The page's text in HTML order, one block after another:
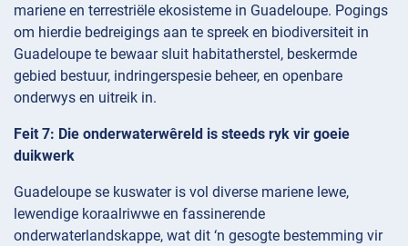
mariene en terrestriële ekosisteme in Guadeloupe. Pogings
om hierdie bedreigings aan te spreek en biodiversiteit in
Guadeloupe te bewaar sluit habitatherstel, beskermde
gebied bestuur, indringerspesie beheer, en openbare
onderwys en uitreik in.
Feit 7: Die onderwaterwêreld is steeds ryk vir goeie
duikwerk
Guadeloupe se kuswater is vol diverse mariene lewe,
lewendige koraalriwwe en fassinerende
onderwaterlandskappe, wat dit ‘n gesogte bestemming vir